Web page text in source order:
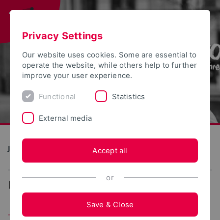
Jubiläum 50 Jahre TH OWL
Privacy Settings
Our website uses cookies. Some are essential to
operate the website, while others help to further
improve your user experience.
Functional Statistics
External media
Accept all
or
Save & Close